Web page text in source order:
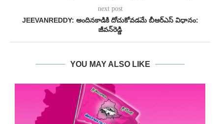
next post
JEEVANREDDY: అందినకాడికి దోచుకోవడమే బీఆర్ఎస్ విధానం:
జీవన్‌రెడ్డి
YOU MAY ALSO LIKE